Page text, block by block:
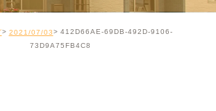
2021/07/03
412D66AE-69DB-492D-9106-
73D9A75FB4C8